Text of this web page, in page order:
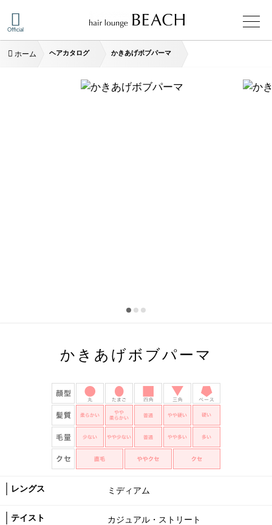
Official
ホーム ヘアカタログ かきあげボブパーマ
かきあげボブパーマ
レングス ミディアム
テイスト カジュアル・ストリート